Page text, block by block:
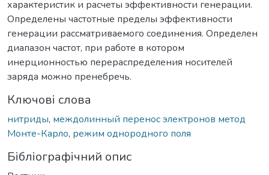
характеристик и расчеты эффективности генерации.
Определены частотные пределы эффективности
генерации рассматриваемого соединения. Определен
диапазон частот, при работе в котором
инерционностью перераспределения носителей
заряда можно пренебречь.
Ключові слова
нитриды, междолинный перенос электронов метод
Монте-Карло, режим однородного поля
Бібліографічний опис